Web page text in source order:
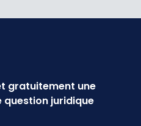
gratuitement une
juridique